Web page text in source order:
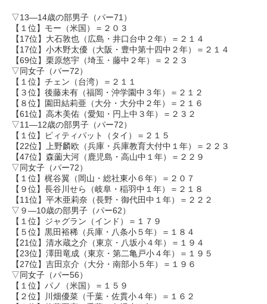
▽13―14歳の部男子（パー71）
【１位】モー（米国）＝２０３
【17位】大石敦也（広島・井口台中２年）＝２１４
【17位】小木野太優（大阪・豊中第十四中２年）＝２１４
【69位】栗原悠宇（埼玉・藤中２年）＝２２３
▽同女子（パー72）
【１位】チェン（台湾）＝２１１
【３位】後藤未有（福岡・沖学園中３年）＝２１２
【８位】園田結莉亜（大分・大分中２年）＝２１６
【61位】高木美佑（愛知・円上中３年）＝２３２
▽11―12歳の部男子（パー72）
【１位】ピィティパット（タイ）＝２１５
【22位】上野麟欧（兵庫・兵庫教育大付中１年）＝２２３
【47位】森薗大河（鹿児島・高山中１年）＝２２９
▽同女子（パー72）
【１位】梶谷翼（岡山・総社東小６年）＝２０７
【９位】長谷川せら（岐阜・稲羽中１年）＝２１８
【11位】平木亜莉奈（長野・御代田中１年）＝２２２
▽９―10歳の部男子（パー62）
【１位】ジャグラン（インド）＝１７９
【５位】黒田裕稀（兵庫・八条小５年）＝１８４
【21位】清水蔵之介（東京・八坂小４年）＝１９４
【23位】澤田竜成（東京・第二亀戸小４年）＝１９５
【27位】吉田京介（大分・南部小５年）＝１９６
▽同女子（パー56）
【１位】パノ（米国）＝１５９
【２位】川畑優菜（千葉・佐貫小４年）＝１６２